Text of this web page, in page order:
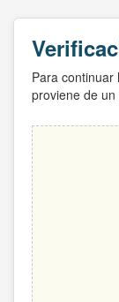
Para continuar
proviene de